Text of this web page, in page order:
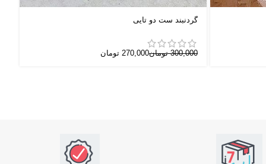
گردنبند ست دو تایی
300,000 تومان270,000 تومان